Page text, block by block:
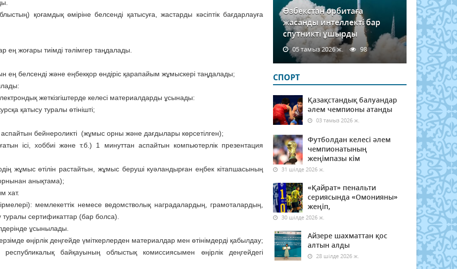
қоғамдық өміріне бел­сенді қатысуға, жастарды кәсіптік бағ­дарлауға
жоғары тиімді тә­лімгер таңдалады.
ең белсенді және ең­бекқор өндіріс қарапайым жұмыскері таң­далады;
жеткізгіштерде келесі материалдарды ұсынады:
қатысу туралы өті­нішті;
бейнероликті (жұ­мыс орны және дағдылары көрсетілген);
ісі, хоббиі және т.б.) 1 минуттан аспайтын компьютерлік пре­зентация
жұмыс өтілін растайтын, жұмыс беруші куәландырған еңбек кі­тапшасының
анықтама);
хат.
мемлекеттік неме­се ведомстволық наградалардың, грамо­та­лардың,
туралы серти­фи­каттар (бар болса).
ұсынылады.
өңірлік дең­гей­де үміткерлерден материалдар мен өтінім­дерді қабылдау;
байқауының об­лыстық комиссиясымен өңірлік деңгей­дегі
Өзбекстан орбитаға
жасанды интеллекті бар
спутникті ұшырды
05 тамыз 2026 ж. 98
СПОРТ
Қазақстандық балуандар
әлем чемпионы атанды
03 тамыз 2026 ж.
Футболдан келесі әлем
чемпионатының
жеңімпазы кім
31 шілде 2026 ж.
«Қайрат» пенальти
сериясында «Омонияны»
жеңіп,
30 шілде 2026 ж.
Айзере шахматтан қос
алтын алды
28 шілде 2026 ж.